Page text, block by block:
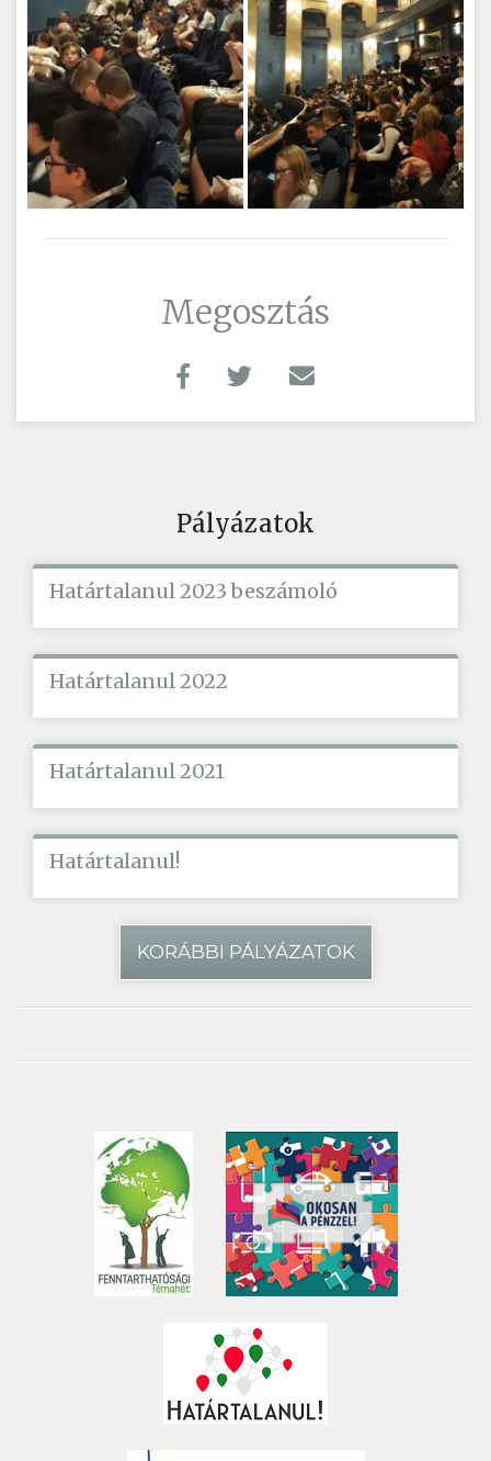
Megosztás
Pályázatok
Határtalanul 2023 beszámoló
Határtalanul 2022
Határtalanul 2021
Határtalanul!
KORÁBBI PÁLYÁZATOK